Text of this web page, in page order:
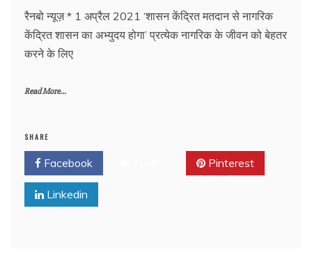
रैनबो न्यूज़ * 1 अप्रैल 2021 ‘शासन केंद्रित मतदान से नागरिक
केंद्रित शासन का अभ्युदय होगा’ प्रत्येक नागरिक के जीवन को बेहतर
करने के लिए
Read More...
SHARE
Facebook Pinterest
Linkedin